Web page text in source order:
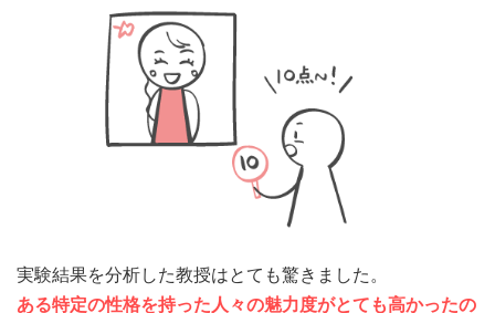
実験結果を分析した教授はとても驚きました。
ある特定の性格を持った人々の魅力度がとても高かったの